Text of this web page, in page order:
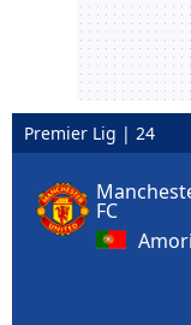
Premier Lig | 24
FC